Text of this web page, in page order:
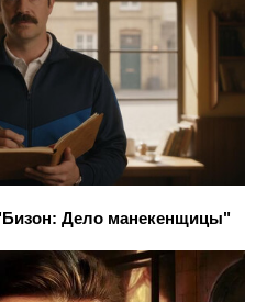
Дело манекенщицы"